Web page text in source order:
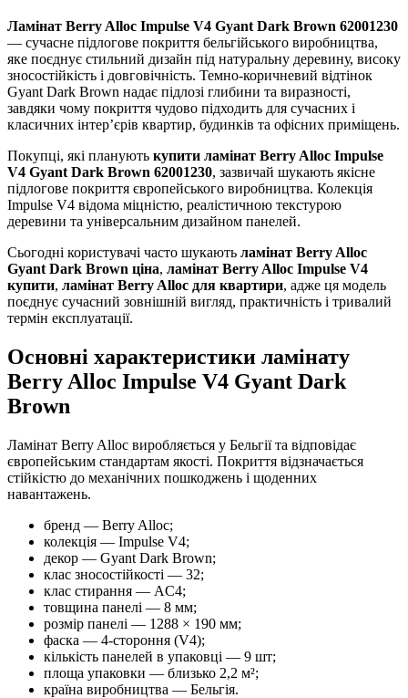
Ламінат Berry Alloc Impulse V4 Gyant Dark Brown 62001230
— сучасне підлогове покриття бельгійського виробництва,
яке поєднує стильний дизайн під натуральну деревину, високу
зносостійкість і довговічність. Темно-коричневий відтінок
Gyant Dark Brown надає підлозі глибини та виразності,
завдяки чому покриття чудово підходить для сучасних і
класичних інтер’єрів квартир, будинків та офісних приміщень.
Покупці, які планують купити ламінат Berry Alloc Impulse
V4 Gyant Dark Brown 62001230, зазвичай шукають якісне
підлогове покриття європейського виробництва. Колекція
Impulse V4 відома міцністю, реалістичною текстурою
деревини та універсальним дизайном панелей.
Сьогодні користувачі часто шукають ламінат Berry Alloc
Gyant Dark Brown ціна, ламінат Berry Alloc Impulse V4
купити, ламінат Berry Alloc для квартири, адже ця модель
поєднує сучасний зовнішній вигляд, практичність і тривалий
термін експлуатації.
Основні характеристики ламінату
Berry Alloc Impulse V4 Gyant Dark
Brown
Ламінат Berry Alloc виробляється у Бельгії та відповідає
європейським стандартам якості. Покриття відзначається
стійкістю до механічних пошкоджень і щоденних
навантажень.
бренд — Berry Alloc;
колекція — Impulse V4;
декор — Gyant Dark Brown;
клас зносостійкості — 32;
клас стирання — AC4;
товщина панелі — 8 мм;
розмір панелі — 1288 × 190 мм;
фаска — 4-стороння (V4);
кількість панелей в упаковці — 9 шт;
площа упаковки — близько 2,2 м²;
країна виробництва — Бельгія.